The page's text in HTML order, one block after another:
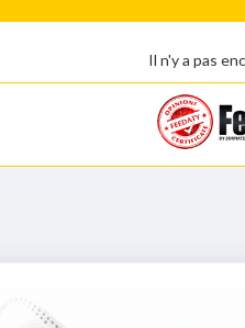
Il n'y a pas